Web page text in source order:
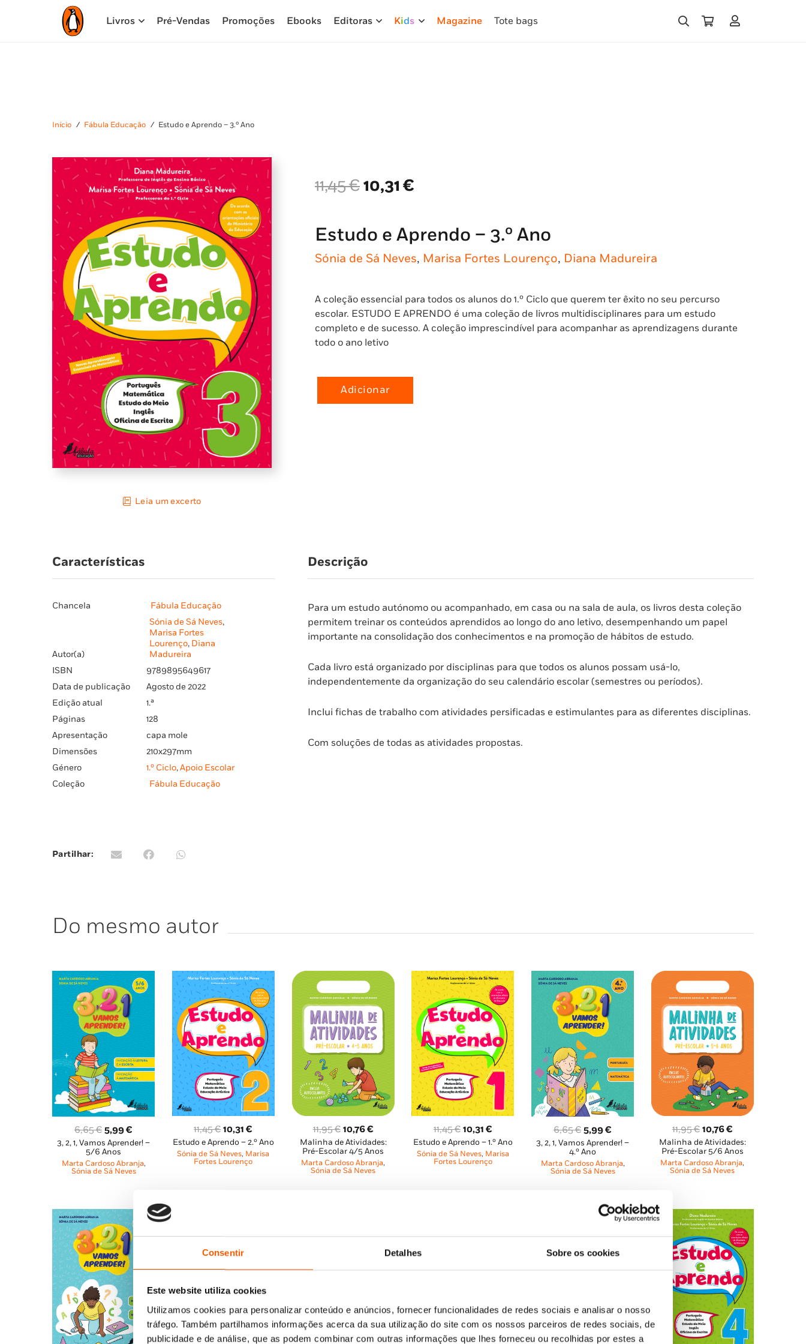
Consentir Detalhes Sobre os cookies
Este website utiliza cookies
Utilizamos cookies para personalizar conteúdo e anúncios, fornecer funcionalidades de redes sociais e analisar o nosso
tráfego. Também partilhamos informações acerca da sua utilização do site com os nossos parceiros de redes sociais, de
publicidade e de análise, que as podem combinar com outras informações que lhes forneceu ou recolhidas por estes a
Livros Pré-Vendas Promoções Ebooks Editoras Kids Magazine Tote bags
Início / Fábula Educação / Estudo e Aprendo – 3.º Ano
Leia um excerto
11,45€O
preço
era:
11,45 €.
10,31 €
é:
10,31 €.
Estudo e Aprendo – 3.º Ano
Sónia de Sá Neves, Marisa Fortes Lourenço, Diana Madureira
A coleção essencial para todos os alunos do 1.º Ciclo que querem ter êxito no seu percurso
escolar. ESTUDO E APRENDO é uma coleção de livros multidisciplinares para um estudo
completo e de sucesso. A coleção imprescindível para acompanhar as aprendizagens durante
todo o ano letivo
Quantidade
Adicionar
Características
Chancela Fábula Educação
Autor(a)
Sónia de Sá Neves,
Marisa Fortes
Lourenço, Diana
Madureira
ISBN
9789895649617
Data de publicação
Agosto de 2022
Edição atual
1.ª
Páginas
128
Apresentação
capa mole
Dimensões
210x297mm
Género
1.º Ciclo,Apoio Escolar
Coleção
Fábula Educação
Partilhar:
Descrição
Para um estudo autónomo ou acompanhado, em casa ou na sala de aula, os livros desta coleção
permitem treinar os conteúdos aprendidos ao longo do ano letivo, desempenhando um papel
importante na consolidação dos conhecimentos e na promoção de hábitos de estudo.
Cada livro está organizado por disciplinas para que todos os alunos possam usá-lo,
independentemente da organização do seu calendário escolar (semestres ou períodos).
Inclui fichas de trabalho com atividades persificadas e estimulantes para as diferentes disciplinas.
Com soluções de todas as atividades propostas.
Do mesmo autor
6,65€ O
preço
original
era:
5,99€
preço
atual
é:
3, 2, 1, Vamos Aprender! –
5/6 Anos
Marta Cardoso Abranja,
Sónia de Sá Neves
11,45€O
preço
original
10,31€
preço
atual
Estudo e Aprendo – 2.º Ano
Sónia de Sá Neves, Marisa
Fortes Lourenço
11,95€ O
preço
original
era:
10,76€O
preço
atual
é:
Malinha de Atividades:
Pré-Escolar 4/5 Anos
Marta Cardoso Abranja,
Sónia de Sá Neves
11,45€ O
preço
original
10,31 €O
preço
atual
Estudo e Aprendo – 1.º Ano
Sónia de Sá Neves, Marisa
Fortes Lourenço
6,65€ O
preço
original
era:
5,99€
preço
atual
é:
3, 2, 1, Vamos Aprender! –
4.º Ano
Marta Cardoso Abranja,
Sónia de Sá Neves
11,95€ O
preço
original
era:
10,76€O
preço
atual
é:
Malinha de Atividades:
Pré-Escolar 5/6 Anos
Marta Cardoso Abranja,
Sónia de Sá Neves